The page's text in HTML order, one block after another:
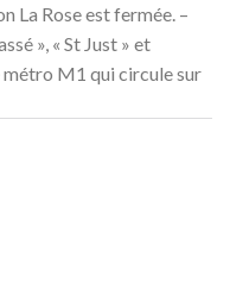
La Rose est fermée. –
», « St Just » et
métro M1 qui circule sur